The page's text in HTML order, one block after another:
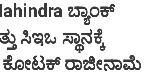
ಬ್ಯಾಂಕ್
ಸಿಇಒ ಸ್ಥಾನಕ್ಕೆ
ರಾಜೀನಾಮೆ